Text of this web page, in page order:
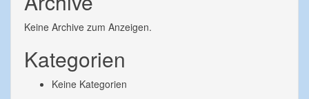
Keine Archive zum Anzeigen.
Kategorien
Keine Kategorien